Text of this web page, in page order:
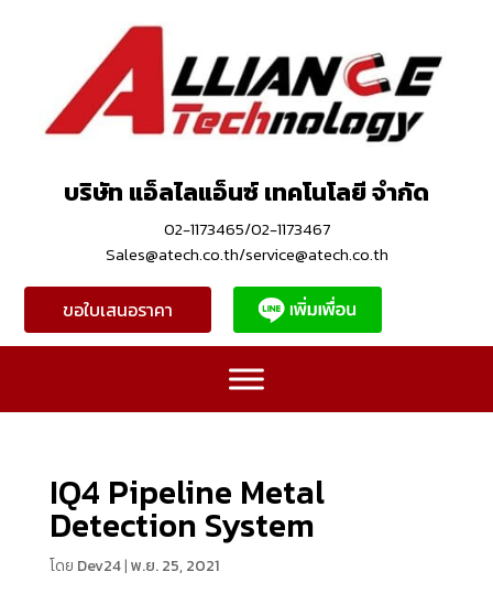
บริษัท แอ็ลไลแอ็นซ์ เทคโนโลยี จำกัด
02-1173465/02-1173467
Sales@atech.co.th/service@atech.co.th
ขอใบเสนอราคา
IQ4 Pipeline Metal
Detection System
โดย Dev24|พ.ย. 25, 2021